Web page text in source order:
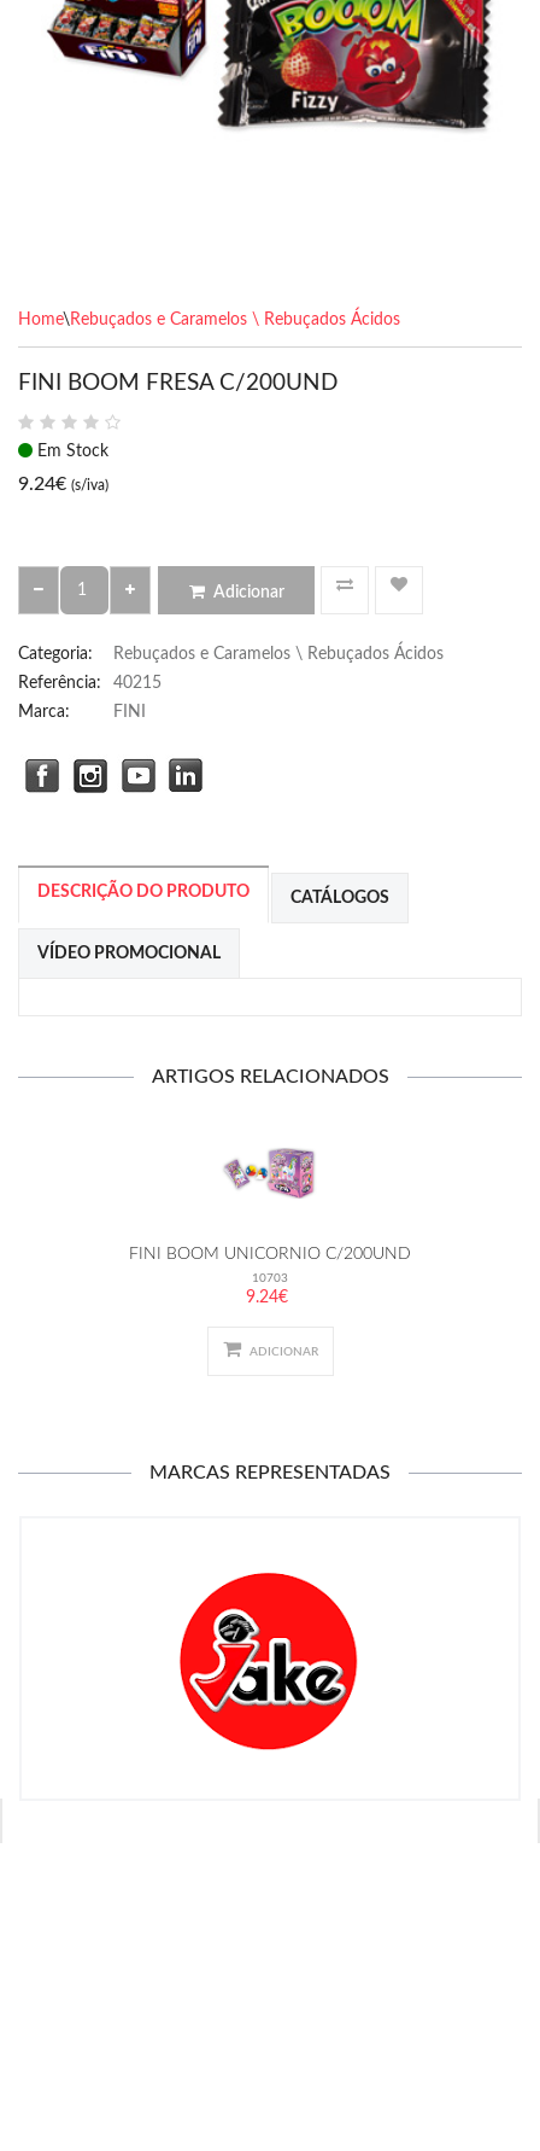
Home\Rebuçados e Caramelos \ Rebuçados Ácidos
FINI BOOM FRESA C/200UND
Em Stock
9.24€ (s/iva)
Adicionar
Categoria:
Rebuçados e Caramelos \ Rebuçados Ácidos
Referência:
40215
Marca:
FINI
DESCRIÇÃO DO PRODUTO CATÁLOGOS
VÍDEO PROMOCIONAL
ARTIGOS RELACIONADOS
FINI BOOM UNICORNIO C/200UND
10703
9.24€
ADICIONAR
MARCAS REPRESENTADAS